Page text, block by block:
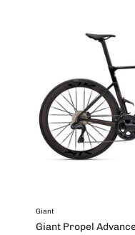
Giant
Giant Propel